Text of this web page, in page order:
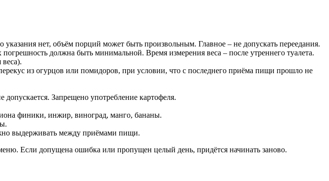
нет, объём порций может быть произвольным. Главное – не допускать переедания.
должна быть минимальной. Время измерения веса – после утреннего туалета.
из огурцов или помидоров, при условии, что с последнего приёма пищи прошло не
Запрещено употребление картофеля.
финики, инжир, виноград, манго, бананы.
выдерживать между приёмами пищи.
Если допущена ошибка или пропущен целый день, придётся начинать заново.